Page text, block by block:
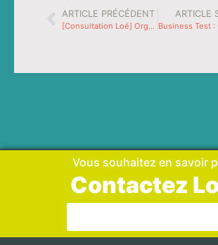
ARTICLE PRÉCÉDENT
[Consultation Loé] Organisation de votre contenu 1h
ARTICLE
Vous souhaitez en savoir
Contactez